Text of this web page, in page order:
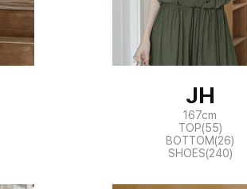
JH
167cm
TOP(55)
BOTTOM(26)
SHOES(240)